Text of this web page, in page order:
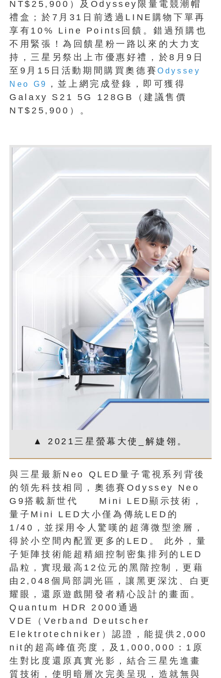
NT$25,900）及Odyssey限量電競潮帽
禮盒；於7月31日前透過LINE購物下單再
享有10% Line Points回饋。錯過預購也
不用緊張！為回饋星粉一路以來的大力支
持，三星另祭出上市優惠好禮，於8月9日
至9月15日活動期間購買奧德賽Odyssey
Neo G9
，並上網完成登錄，即可獲得
Galaxy S21 5G 128GB（建議售價
NT$25,900）。
▲ 2021三星螢幕大使_解婕翎。
與三星最新Neo QLED量子電視系列背後
的領先科技相同，奧德賽Odyssey Neo
G9搭載新世代 Mini LED顯示技術，
量子Mini LED大小僅為傳統LED的
1/40，並採用令人驚嘆的超薄微型塗層，
得於小空間內配置更多的LED。 此外，量
子矩陣技術能超精細控制密集排列的LED
晶粒，實現最高12位元的黑階控制，更藉
由2,048個局部調光區，讓黑更深沈、白更
耀眼，還原遊戲開發者精心設計的畫面。
Quantum HDR 2000通過
VDE（Verband Deutscher
Elektrotechniker）認證，能提供2,000
nit的超高峰值亮度，及1,000,000：1原
生對比度還原真實光影，結合三星先進畫
質技術，使明暗層次完美呈現，造就無與